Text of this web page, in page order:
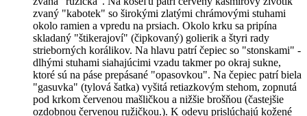
zvaný "kabotek" so širokými zlatými chrámovými stuhami
okolo ramien a vpredu na prsiach. Okolo krku sa pripína
skladaný "štikerajoví" (čipkovaný) golierik a štyri rady
strieborných korálikov. Na hlavu patrí čepiec so "stonskami" -
dlhými stuhami siahajúcimi vzadu takmer po okraj sukne,
ktoré sú na páse prepásané "opasovkou". Na čepiec patrí biela
"gasuvka" (tylová šatka) vyšitá retiazkovým stehom, zopnutá
pod krkom červenou mašličkou a nižšie brošňou (častejšie
ozdobnou červenou ružičkou.). K odevu prislúchajú kožené